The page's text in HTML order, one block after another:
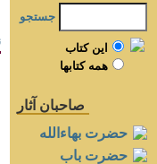
جستجو
اين کتاب
همه کتابها
صاحبان آثار
حضرت بهاءالله
حضرت باب